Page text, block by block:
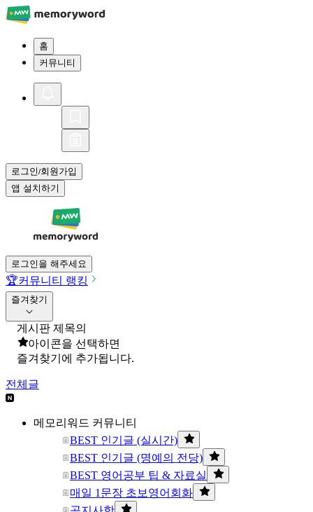
홈
커뮤니티
로그인/회원가입
앱 설치하기
로그인을 해주세요
🏆커뮤니티 랭킹
즐겨찾기
게시판 제목의
아이콘을 선택하면
즐겨찾기에 추가됩니다.
전체글
메모리워드 커뮤니티
BEST 인기글 (실시간)
BEST 인기글 (명예의 전당)
BEST 영어공부 팁 & 자료실
매일 1문장 초보영어회화